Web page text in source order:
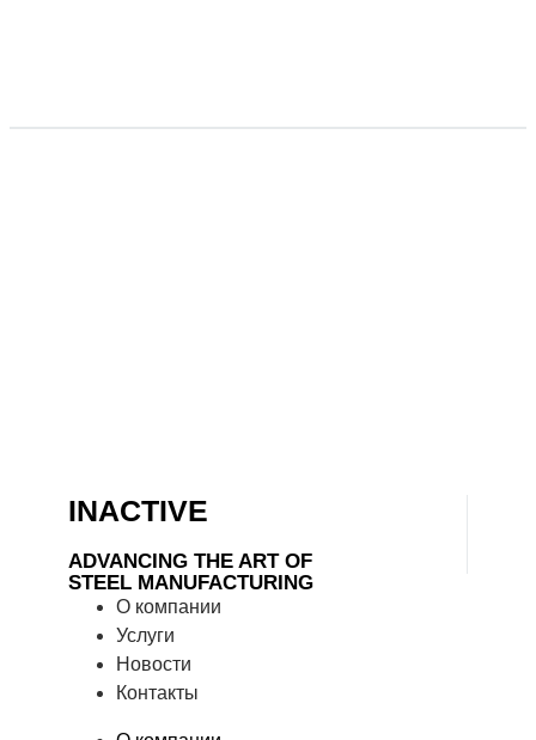
INACTIVE
ADVANCING THE ART OF
STEEL MANUFACTURING
О компании
Услуги
Новости
Контакты